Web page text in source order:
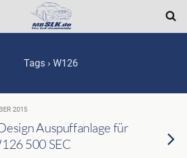
Tags › W126
2015
Auspuffanlage für
500 SEC